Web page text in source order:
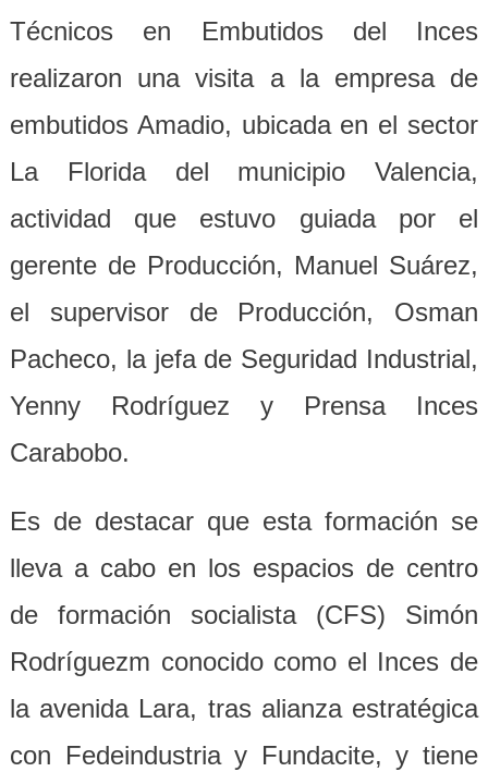
Técnicos en Embutidos del Inces
realizaron una visita a la empresa de
embutidos Amadio, ubicada en el sector
La Florida del municipio Valencia,
actividad que estuvo guiada por el
gerente de Producción, Manuel Suárez,
el supervisor de Producción, Osman
Pacheco, la jefa de Seguridad Industrial,
Yenny Rodríguez y Prensa Inces
Carabobo.
Es de destacar que esta formación se
lleva a cabo en los espacios de centro
de formación socialista (CFS) Simón
Rodríguezm conocido como el Inces de
la avenida Lara, tras alianza estratégica
con Fedeindustria y Fundacite, y tiene